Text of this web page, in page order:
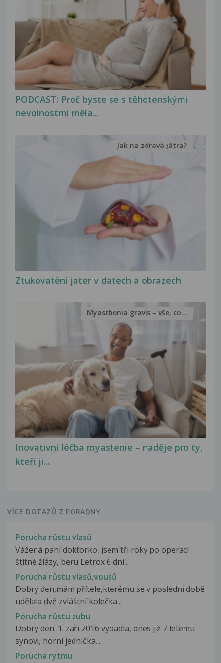
PODCAST: Proč byste se s těhotenskými
nevolnostmi měla...
Ztukovatění jater v datech a obrazech
Jak na zdravá játra?
Inovativní léčba myastenie – naděje pro ty,
kteří ji...
Myasthenia gravis – vše, co...
VÍCE DOTAZŮ Z PORADNY
Porucha růstu vlasů
Vážená paní doktorko, jsem tři roky po operaci
štítné žlázy, beru Letrox 6 dní...
Porucha růstu vlasů,vousů
Dobrý den,mám přítele,kterému se v poslední době
udělala dvě zvláštní kolečka...
Porucha růstu zubu
Dobrý den. 1. září 2016 vypadla, dnes již 7 letému
synovi, horní jednička....
Porucha rytmu